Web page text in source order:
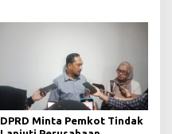
DPRD Minta Pemkot Tindak